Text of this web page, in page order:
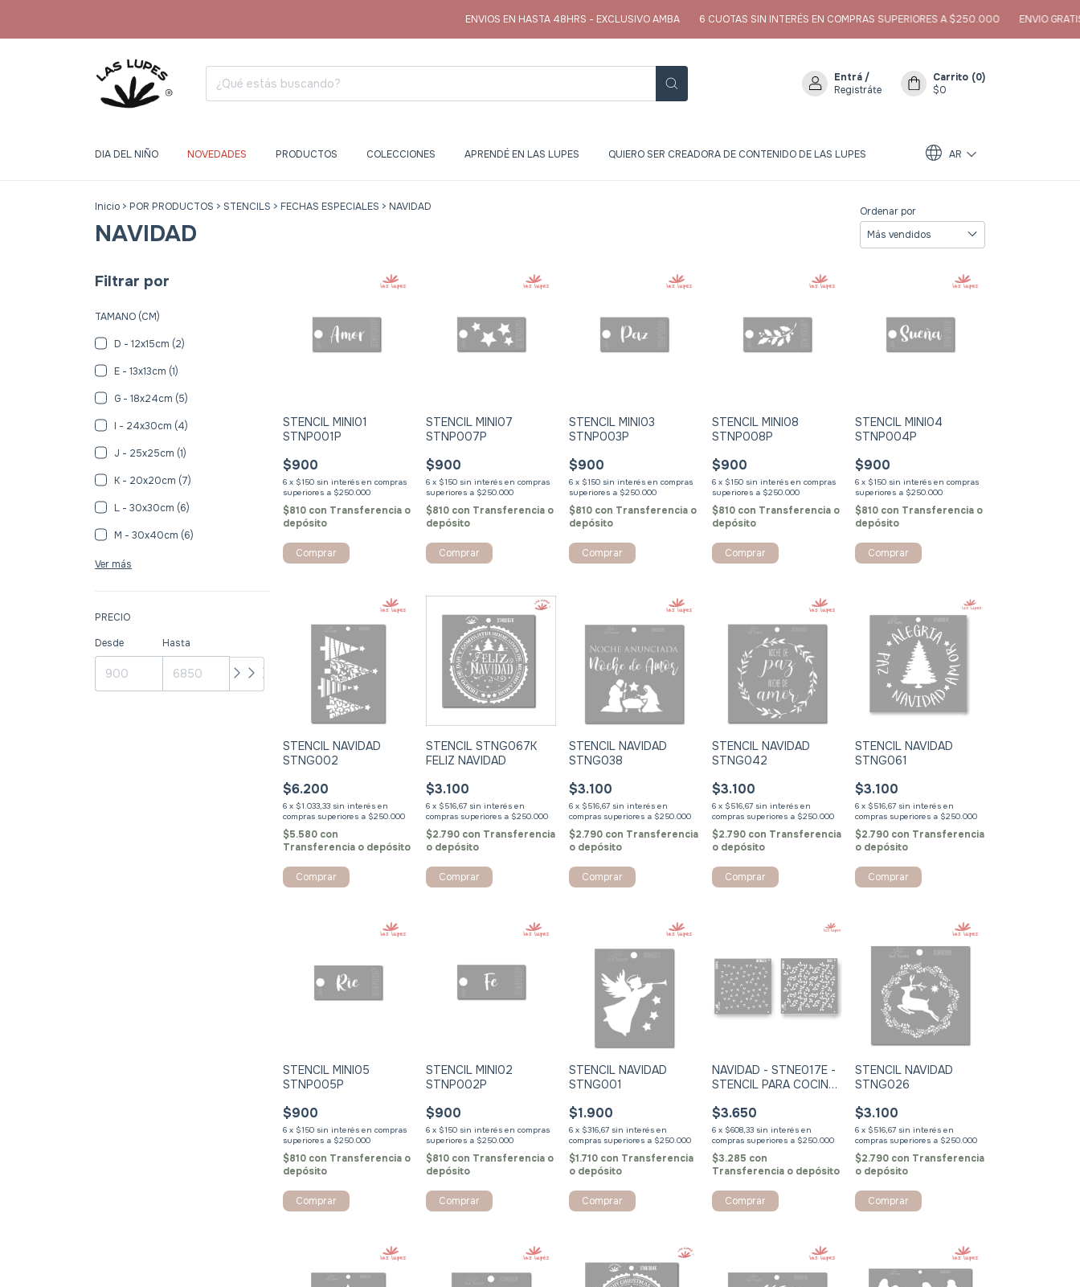
ENVIOS EN HASTA 48HRS - EXCLUSIVO AMBA 6 CUOTAS SIN INTERÉS EN COMPRAS SUPERIORES A $250.000 ENVIO GRATIS EN
Entrá /
Registráte
Carrito (0)
$0
DIA DEL NIÑO NOVEDADES PRODUCTOS COLECCIONES APRENDÉ EN LAS LUPES QUIERO SER CREADORA DE CONTENIDO DE LAS LUPES AR
Inicio > POR PRODUCTOS > STENCILS > FECHAS ESPECIALES > NAVIDAD
NAVIDAD
Ordenar por
Filtrar por
TAMANO (CM)
D - 12x15cm (2)
E - 13x13cm (1)
G - 18x24cm (5)
I - 24x30cm (4)
J - 25x25cm (1)
K - 20x20cm (7)
L - 30x30cm (6)
M - 30x40cm (6)
Ver más
PRECIO
Desde
Hasta
STENCIL MINI01
STNP001P
$900
6 x $150 sin interés
$810 con Transferencia o
depósito
Comprar
STENCIL MINI07
STNP007P
$900
6 x $150 sin interés
$810 con Transferencia o
depósito
Comprar
STENCIL MINI03
STNP003P
$900
6 x $150 sin interés
$810 con Transferencia o
depósito
Comprar
STENCIL MINI08
STNP008P
$900
6 x $150 sin interés
$810 con Transferencia o
depósito
Comprar
STENCIL MINI04
STNP004P
$900
6 x $150 sin interés
$810 con Transferencia o
depósito
Comprar
STENCIL NAVIDAD
STNG002
$6.200
6 x $1.033,33 sin interés
$5.580 con
Transferencia o depósito
Comprar
STENCIL STNG067K
FELIZ NAVIDAD
$3.100
6 x $516,67 sin interés
$2.790 con Transferencia
o depósito
STENCIL NAVIDAD
STNG038
$3.100
6 x $516,67 sin interés
$2.790 con Transferencia
o depósito
Comprar
STENCIL NAVIDAD
STNG042
$3.100
6 x $516,67 sin interés
$2.790 con Transferencia
o depósito
Comprar
STENCIL NAVIDAD
STNG061
$3.100
6 x $516,67 sin interés
$2.790 con Transferencia
o depósito
Comprar
STENCIL MINI05
STNP005P
$900
6 x $150 sin interés
$810 con Transferencia o
depósito
Comprar
STENCIL MINI02
STNP002P
$900
6 x $150 sin interés
$810 con Transferencia o
depósito
Comprar
STENCIL NAVIDAD
STNG001
$1.900
6 x $316,67 sin interés
$1.710 con Transferencia
o depósito
Comprar
NAVIDAD - STNE017E -
STENCIL PARA COCINA
$3.650
6 x $608,33 sin interés
$3.285 con
Transferencia o depósito
Comprar
STENCIL NAVIDAD
STNG026
$3.100
6 x $516,67 sin interés
$2.790 con Transferencia
o depósito
Comprar